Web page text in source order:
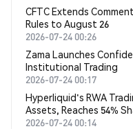
CFTC Extends
Rules to August 26
2026-07-24 00:26
Zama Launches
Institutional Trading
2026-07-24 00:17
Hyperliquid's RWA
Assets, Reaches 54%
2026-07-24 00:14